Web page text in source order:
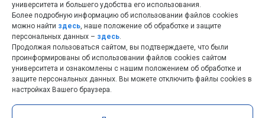
+7 (846) 267-49-99
help@ssau.ru
университета и большего удобства его использования.
Более подробную информацию об использовании файлов cookies
можно найти здесь, наше положение об обработке и защите
персональных данных – здесь.
Продолжая пользоваться сайтом, вы подтверждаете, что были
проинформированы об использовании файлов cookies сайтом
университета и ознакомлены с нашим положением об обработке и
защите персональных данных. Вы можете отключить файлы cookies в
настройках Вашего браузера.